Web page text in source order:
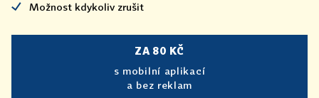
Možnost kdykoliv zrušit
ZA 80 KČ
s mobilní aplikací
a bez reklam